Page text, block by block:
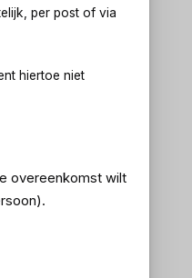
per post of via
hiertoe niet
overeenkomst wilt